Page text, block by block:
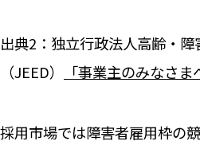
出典2：独立行政法人高齢・
（JEED）
「事業主のみなさま
採用市場では障害者雇用枠の